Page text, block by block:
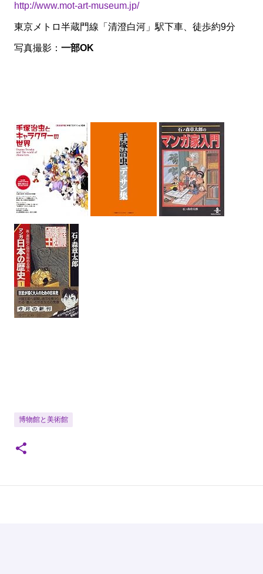
http://www.mot-art-museum.jp/
東京メトロ半蔵門線「清澄白河」駅下車、徒歩約9分
写真撮影： 一部OK
博物館と美術館